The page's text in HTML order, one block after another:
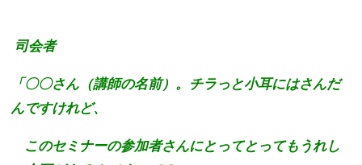
司会者
「〇〇さん（講師の名前）。チラっと小耳にはさんだ
んですけれど、
このセミナーの参加者さんにとってとってもうれし